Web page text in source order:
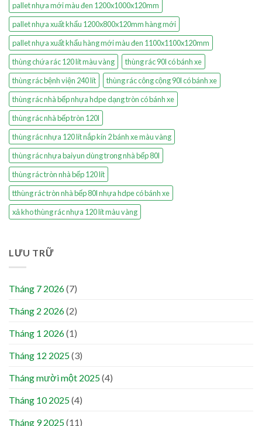
pallet nhựa mới màu đen 1200x1000x120mm
pallet nhựa xuất khẩu 1200x800x120mm hàng mới
pallet nhựa xuất khẩu hàng mới màu đen 1100x1100x120mm
thùng chứa rác 120 lít màu vàng
thùng rác 90l có bánh xe
thùng rác bệnh viện 240 lít
thùng rác công cộng 90l có bánh xe
thùng rác nhà bếp nhựa hdpe dạng tròn có bánh xe
thùng rác nhà bếp tròn 120l
thùng rác nhựa 120 lít nắp kín 2 bánh xe màu vàng
thùng rác nhựa baiyun dùng trong nhà bếp 80l
thùng rác tròn nhà bếp 120 lít
tthùng rác tròn nhà bếp 80l nhựa hdpe có bánh xe
xả kho thùng rác nhựa 120 lít màu vàng
LƯU TRỮ
Tháng 7 2026(7)
Tháng 2 2026(2)
Tháng 1 2026(1)
Tháng 12 2025(3)
Tháng mười một 2025(4)
Tháng 10 2025(4)
Tháng 9 2025(11)